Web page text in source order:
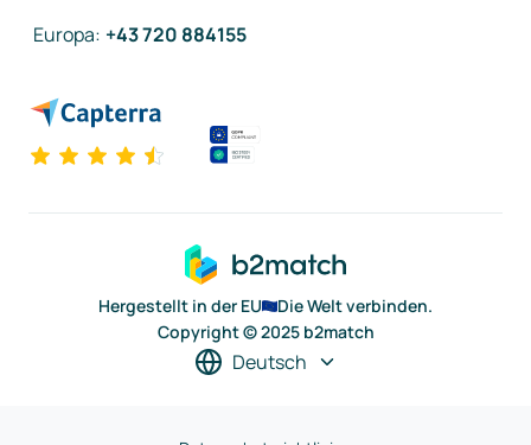
Europa: +43 720 884155
Hergestellt in der EU
Die Welt verbinden.
Copyright © 2025 b2match
Deutsch